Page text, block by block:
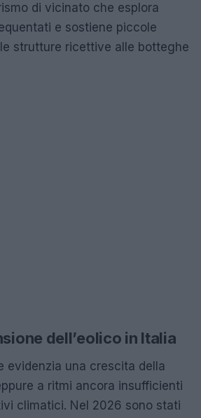
di vicinato che esplora
e sostiene piccole
strutture ricettive alle botteghe
dell’eolico in Italia
evidenzia una crescita della
a ritmi ancora insufficienti
climatici. Nel 2026 sono stati